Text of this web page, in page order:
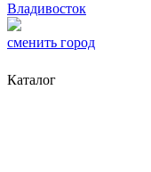
Владивосток
сменить город
Каталог